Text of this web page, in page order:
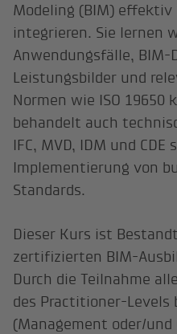
Modeling (BIM) effektiv
integrieren. Sie lernen
Anwendungsfälle, BIM-
Leistungsbilder und
Normen wie ISO 19650
behandelt auch
IFC, MVD, IDM und CDE
Implementierung von
Standards.
Dieser Kurs ist
zertifizierten BIM-
Durch die Teilnahme
des Practitioner-Levels
(Management oder/und